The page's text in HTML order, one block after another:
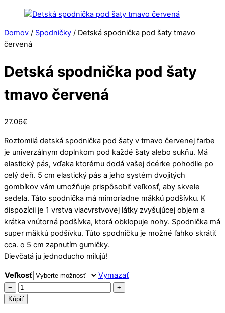
Domov / Spodničky / Detská spodnička pod šaty tmavo
červená
Detská spodnička pod šaty
tmavo červená
27.06€
Roztomilá detská spodnička pod šaty v tmavo červenej farbe
je univerzálnym doplnkom pod každé šaty alebo sukňu. Má
elastický pás, vďaka ktorému dodá vašej dcérke pohodlie po
celý deň. 5 cm elastický pás a jeho systém dvojitých
gombíkov vám umožňuje prispôsobiť veľkosť, aby skvele
sedela. Táto spodnička má mimoriadne mäkkú podšívku. K
dispozícii je 1 vrstva viacvrstvovej látky zvyšujúcej objem a
krátka vnútorná podšívka, ktorá obklopuje nohy. Spodnička má
super mäkkú podšívku. Túto spodničku je možné ľahko skrátiť
cca. o 5 cm zapnutím gumičky.
Dievčatá ju jednoducho milujú!
Veľkosť Vymazať
−
množstvo
Detská
+
Kúpiť